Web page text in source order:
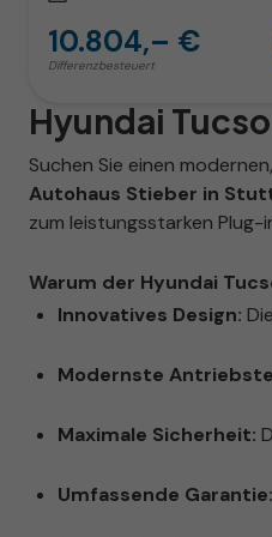
10.804,– €
Differenzbesteuert
Hyundai
Suchen Sie einen
Autohaus Stieber in
zum leistungsstarken Plug-
Warum der Hyundai
Innovatives Design:
Modernste
Maximale Sicherheit:
Umfassende Garantie: